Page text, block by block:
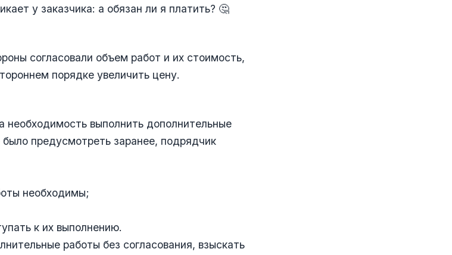
у заказчика: а обязан ли я платить? 🤔
согласовали объем работ и их стоимость,
порядке увеличить цену.
необходимость выполнить дополнительные
предусмотреть заранее, подрядчик
необходимы;
к их выполнению.
работы без согласования, взыскать